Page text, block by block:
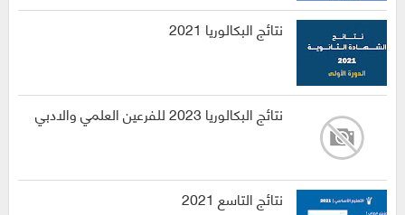
نتائج البكالوريا 2021
نتائج البكالوريا 2023 للفرعين العلمي والادبي
نتائج التاسع 2021